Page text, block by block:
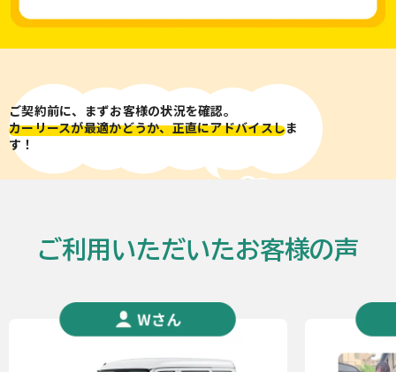
ご契約前に、まずお客様の状況を確認。
カーリースが最適かどうか、正直にアドバイスしま
す！
ご利用いただいたお客様の声